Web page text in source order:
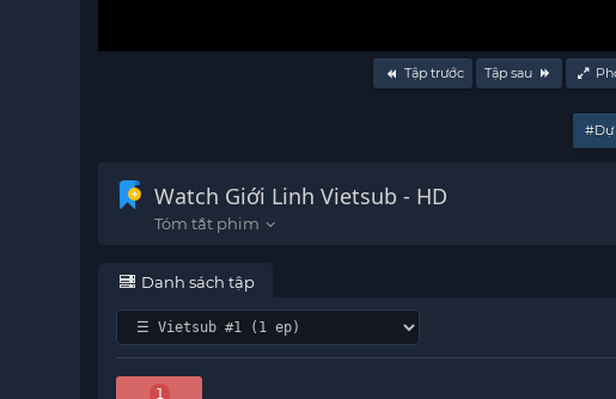
Tập trước Tập sau
#Dự
Watch Giới Linh Vietsub - HD
Danh sách tập
1